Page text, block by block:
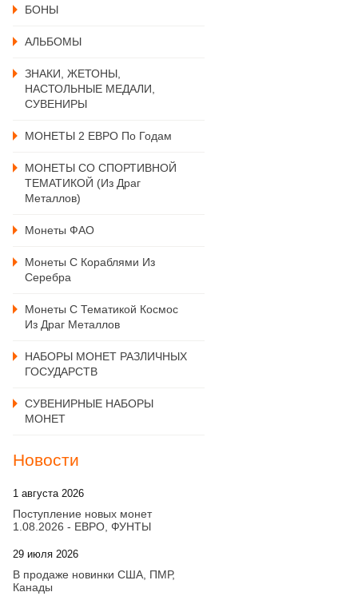
БОНЫ
АЛЬБОМЫ
ЗНАКИ, ЖЕТОНЫ,
НАСТОЛЬНЫЕ МЕДАЛИ,
СУВЕНИРЫ
МОНЕТЫ 2 ЕВРО По Годам
МОНЕТЫ СО СПОРТИВНОЙ
ТЕМАТИКОЙ (из Драг
Металлов)
Монеты ФАО
Монеты С Кораблями Из
Серебра
Монеты С Тематикой Космос
Из Драг Металлов
НАБОРЫ МОНЕТ РАЗЛИЧНЫХ
ГОСУДАРСТВ
СУВЕНИРНЫЕ НАБОРЫ
МОНЕТ
Новости
1 августа 2026
Поступление новых монет
1.08.2026 - ЕВРО, ФУНТЫ
29 июля 2026
В продаже новинки США, ПМР,
Канады